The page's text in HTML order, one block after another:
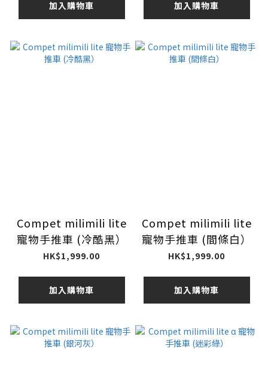
加入購物車 加入購物車
Compet milimili lite
寵物手推車 (冷酷黑）
HK$1,999.00
加入購物車
Compet milimili lite
寵物手推車 (間條白）
HK$1,999.00
加入購物車